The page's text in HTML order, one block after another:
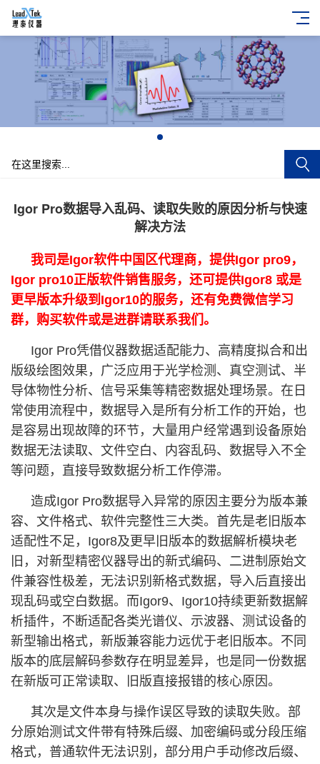
Igor Pro数据导入乱码、读取失败的原因分析与快速
解决方法
我司是Igor软件中国区代理商，提供Igor pro9，
Igor pro10正版软件销售服务，还可提供Igor8 或是
更早版本升级到Igor10的服务，还有免费微信学习
群，购买软件或是进群请联系我们。
Igor Pro凭借仪器数据适配能力、高精度拟合和出
版级绘图效果，广泛应用于光学检测、真空测试、半
导体物性分析、信号采集等精密数据处理场景。在日
常使用流程中，数据导入是所有分析工作的开始，也
是容易出现故障的环节，大量用户经常遇到设备原始
数据无法读取、文件空白、内容乱码、数据导入不全
等问题，直接导致数据分析工作停滞。
造成Igor Pro数据导入异常的原因主要分为版本兼
容、文件格式、软件完整性三大类。首先是老旧版本
适配性不足，Igor8及更早旧版本的数据解析模块老
旧，对新型精密仪器导出的新式编码、二进制原始文
件兼容性极差，无法识别新格式数据，导入后直接出
现乱码或空白数据。而Igor9、Igor10持续更新数据解
析插件，不断适配各类光谱仪、示波器、测试设备的
新型输出格式，新版兼容能力远优于老旧版本。不同
版本的底层解码参数存在明显差异，也是同一份数据
在新版可正常读取、旧版直接报错的核心原因。
其次是文件本身与操作误区导致的读取失败。部
分原始测试文件带有特殊后缀、加密编码或分段压缩
格式，普通软件无法识别，部分用户手动修改后缀、